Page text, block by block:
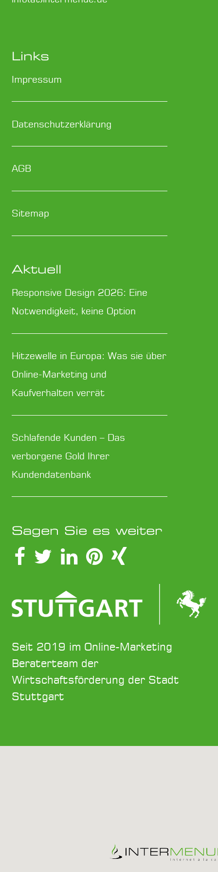
Links
Impressum
Datenschutzerklärung
AGB
Sitemap
Aktuell
Responsive Design 2026: Eine
Notwendigkeit, keine Option
Hitzewelle in Europa: Was sie über
Online-Marketing und
Kaufverhalten verrät
Schlafende Kunden – Das
verborgene Gold Ihrer
Kundendatenbank
Sagen Sie es weiter
Seit 2019 im Online-Marketing
Beraterteam der
Wirtschaftsförderung der Stadt
Stuttgart